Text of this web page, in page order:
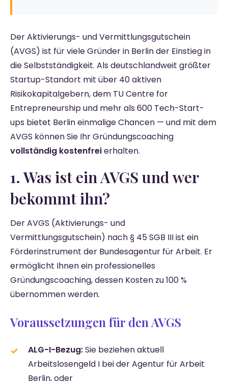
Der Aktivierungs- und Vermittlungsgutschein
(AVGS) ist für viele Gründer in Berlin der Einstieg in
die Selbstständigkeit. Als deutschlandweit größter
Startup-Standort mit über 40 aktiven
Risikokapitalgebern, dem TU Centre for
Entrepreneurship und mehr als 600 Tech-Start-
ups bietet Berlin einmalige Chancen — und mit dem
AVGS können Sie Ihr Gründungscoaching
vollständig kostenfreierhalten.
1. Was ist ein AVGS und wer
bekommt ihn?
Der AVGS (Aktivierungs- und
Vermittlungsgutschein) nach § 45 SGB III ist ein
Förderinstrument der Bundesagentur für Arbeit. Er
ermöglicht Ihnen ein professionelles
Gründungscoaching, dessen Kosten zu 100 %
übernommen werden.
Voraussetzungen für den AVGS
ALG-I-Bezug:Sie beziehen aktuell
Arbeitslosengeld I bei der Agentur für Arbeit
Berlin, oder